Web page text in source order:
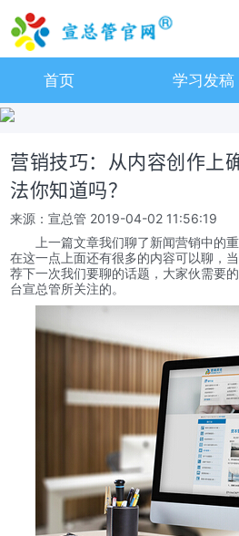
首页 学习发稿
营销技巧：从内容创作上
法你知道吗？
来源：宣总管 2019-04-02 11:56:19
上一篇文章我们聊了新闻营销中的
在这一点上面还有很多的内容可以聊，
荐下一次我们要聊的话题，大家伙需要
台宣总管所关注的。